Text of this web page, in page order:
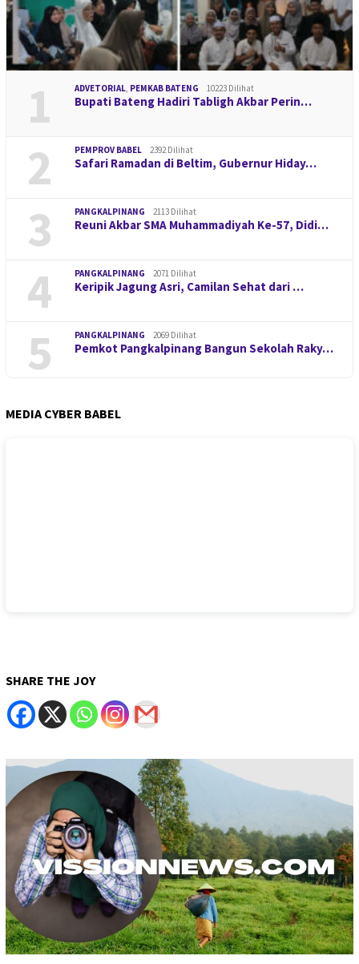
1 ADVETORIAL PEMKAB BATENG 10223 Dilihat
Bupati Bateng Hadiri Tabligh Akbar Perin…
2 PEMPROV BABEL 2392 Dilihat
Safari Ramadan di Beltim, Gubernur Hiday…
3 PANGKALPINANG 2113 Dilihat
Reuni Akbar SMA Muhammadiyah Ke-57, Didi…
4 PANGKALPINANG 2071 Dilihat
Keripik Jagung Asri, Camilan Sehat dari …
5 PANGKALPINANG 2069 Dilihat
Pemkot Pangkalpinang Bangun Sekolah Raky…
MEDIA CYBER BABEL
SHARE THE JOY